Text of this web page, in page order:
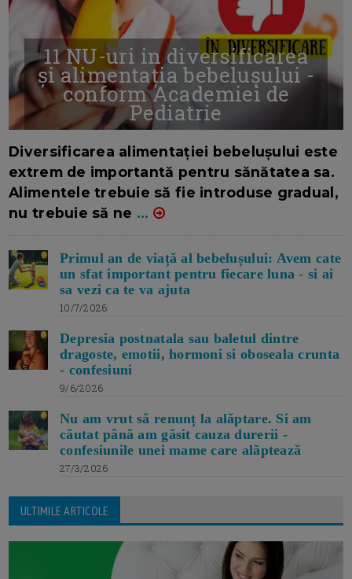
11 NU-uri in diversificarea
și alimentația bebelușului -
conform Academiei de
Pediatrie
Diversificarea alimentației bebelușului este
extrem de importantă pentru sănătatea sa.
Alimentele trebuie să fie introduse gradual,
nu trebuie să ne ...
Primul an de viață al bebelușului: Avem cate
un sfat important pentru fiecare luna - si ai
sa vezi ca te va ajuta
10/7/2026
Depresia postnatala sau baletul dintre
dragoste, emotii, hormoni si oboseala crunta
- confesiuni
9/6/2026
Nu am vrut să renunț la alăptare. Si am
căutat până am găsit cauza durerii -
confesiunile unei mame care alăptează
27/3/2026
ULTIMILE ARTICOLE